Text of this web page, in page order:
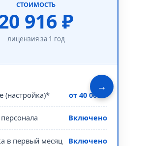
СТОИМОСТЬ
916 ₽
лицензия за 1 год
(настройка)* от 40 000 ₽
Включено
в первый месяц Включено
→